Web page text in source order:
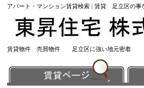
アパート・マンション賃貸検索 | 賃貸 足立区の
賃貸物件 売買物件 足立区に強い地元密着